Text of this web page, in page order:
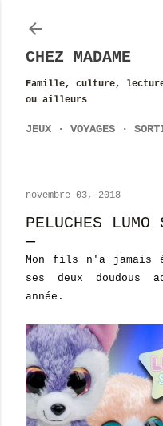
CHEZ MADAME
Famille, culture,
ou ailleurs
JEUX VOYAGES
novembre 03, 2018
PELUCHES LUMO
Mon fils n'a jamais
ses deux doudous
année.